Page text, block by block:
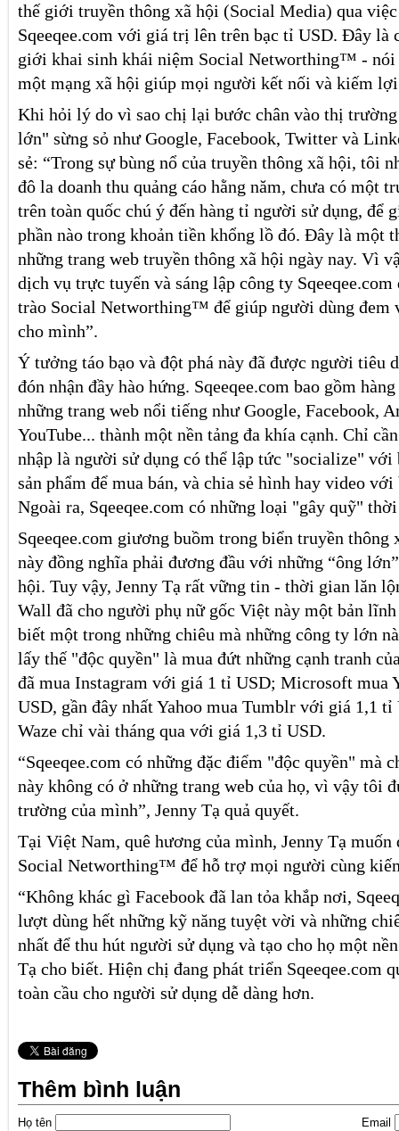
thế giới truyền thông xã hội (Social Media) qua
Sqeeqee.com với giá trị lên trên bạc tỉ USD. Đây là
giới khai sinh khái niệm Social Networthing™ - nói
một mạng xã hội giúp mọi người kết nối và kiếm lợi
Khi hỏi lý do vì sao chị lại bước chân vào thị
lớn" sừng sỏ như Google, Facebook, Twitter và
sẻ: “Trong sự bùng nổ của truyền thông xã hội, tôi
đô la doanh thu quảng cáo hằng năm, chưa có một
trên toàn quốc chú ý đến hàng tỉ người sử dụng, để
phần nào trong khoản tiền khổng lồ đó. Đây là một
những trang web truyền thông xã hội ngày nay. Vì
dịch vụ trực tuyến và sáng lập công ty
trào Social Networthing™ để giúp người dùng đem
cho mình”.
Ý tưởng táo bạo và đột phá này đã được người tiêu
đón nhận đầy hào hứng. Sqeeqee.com bao gồm
những trang web nổi tiếng như Google, Facebook,
YouTube... thành một nền tảng đa khía cạnh. Chỉ
nhập là người sử dụng có thể lập tức "socialize" với
sản phẩm để mua bán, và chia sẻ hình hay video
Ngoài ra, Sqeeqee.com có những loại "gây quỹ"
Sqeeqee.com giương buồm trong biển truyền
này đồng nghĩa phải đương đầu với những “ông
hội. Tuy vậy, Jenny Tạ rất vững tin - thời gian lăn
Wall đã cho người phụ nữ gốc Việt này một bản
biết một trong những chiêu mà những công ty lớn
lấy thế "độc quyền" là mua đứt những cạnh tranh
đã mua Instagram với giá 1 tỉ USD; Microsoft mua
USD, gần đây nhất Yahoo mua Tumblr với giá 1,1 tỉ
Waze chỉ vài tháng qua với giá 1,3 tỉ USD.
“Sqeeqee.com có những đặc điểm "độc quyền" mà
này không có ở những trang web của họ, vì vậy tôi
trường của mình”, Jenny Tạ quả quyết.
Tại Việt Nam, quê hương của mình, Jenny Tạ muốn
Social Networthing™ để hỗ trợ mọi người cùng
“Không khác gì Facebook đã lan tỏa khắp nơi,
lượt dùng hết những kỹ năng tuyệt vời và những
nhất để thu hút người sử dụng và tạo cho họ một
Tạ cho biết. Hiện chị đang phát triển Sqeeqee.com
toàn cầu cho người sử dụng dễ dàng hơn.
Thêm bình luận
Họ tên Email